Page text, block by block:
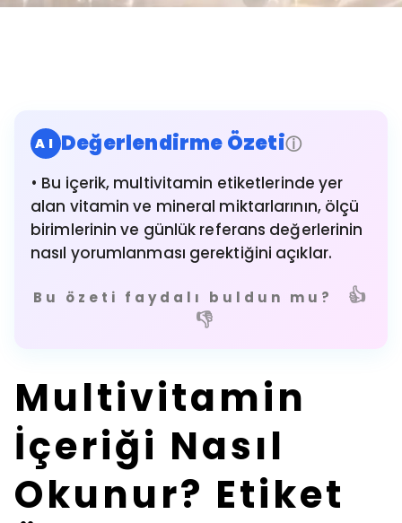
AI Değerlendirme Özetiⓘ
• Bu içerik, multivitamin etiketlerinde yer
alan vitamin ve mineral miktarlarının, ölçü
birimlerinin ve günlük referans değerlerinin
nasıl yorumlanması gerektiğini açıklar.
Bu özeti faydalı buldun mu?
👍
👎
Multivitamin
İçeriği Nasıl
Okunur? Etiket